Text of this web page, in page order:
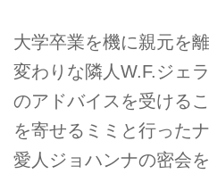
大学卒業を機に親元を
変わりな隣人W.F.ジェ
のアドバイスを受ける
を寄せるミミと行った
愛人ジョハンナの密会